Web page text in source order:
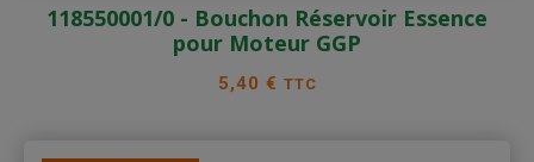
118550001/0 - Bouchon Réservoir Essence
pour Moteur GGP
Prix
5,40 € TTC